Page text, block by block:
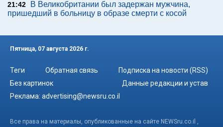
21:42
В Великобритании был задержан мужчина,
пришедший в больницу в образе смерти с косой
Пятница, 07 августа 2026 г.
Теги Обратная связь
Подписка на новости (RSS)
Без картинок
Данные редакции и устав
Реклама: advertising@newsru.co.il
Все права на материалы, опубликованные на сайте NEWSru.co.il ,